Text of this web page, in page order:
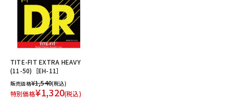
TITE-FIT EXTRA HEAVY
(11-50)［EH-11］
販売価格¥1,540(税込)
特別価格¥1,320(税込)